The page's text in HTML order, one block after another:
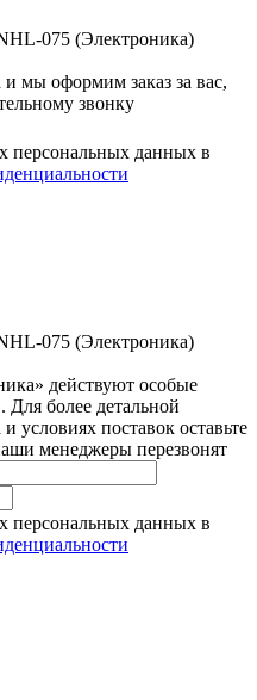
075 (Электроника)
мы оформим заказ за вас,
звонку
персональных данных в
075 (Электроника)
действуют особые
более детальной
условиях поставок оставьте
менеджеры перезвонят
персональных данных в